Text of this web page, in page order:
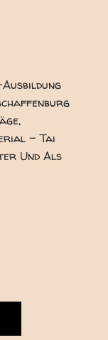
- Tai
Und Als